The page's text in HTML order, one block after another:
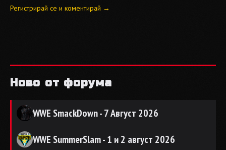
Регистрирай се и коментирай →
Ново от форума
WWE SmackDown - 7 Август 2026
WWE SummerSlam - 1 и 2 август 2026